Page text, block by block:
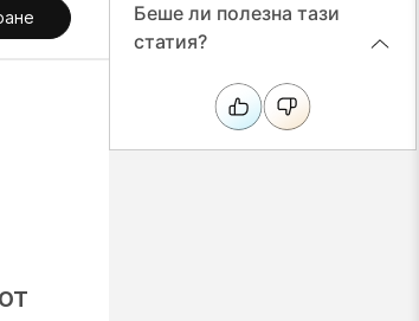
Беше ли полезна тази
статия?